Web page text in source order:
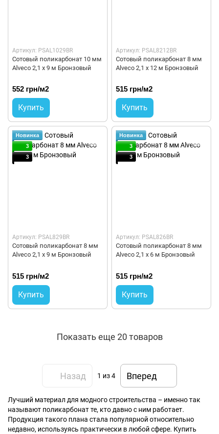
Артикул: PSAL1029BR
Сотовый поликарбонат 10 мм
Alveco 2,1 x 9 м Бронзовый
552 грн/м2
Купить
Артикул: PSAL8212BR
Сотовый поликарбонат 8 мм
Alveco 2,1 x 12 м Бронзовый
515 грн/м2
Купить
Новинка
3
3
Артикул: PSAL829BR
Сотовый поликарбонат 8 мм
Alveco 2,1 x 9 м Бронзовый
515 грн/м2
Купить
Новинка
3
3
Артикул: PSAL826BR
Сотовый поликарбонат 8 мм
Alveco 2,1 x 6 м Бронзовый
515 грн/м2
Купить
Показать еще 20 товаров
Назад 1 из 4 Вперед
Лучший материал для модного строительства – именно так
называют поликарбонат те, кто давно с ним работает.
Продукция такого плана стала популярной относительно
недавно, используясь практически в любой сфере. Купить